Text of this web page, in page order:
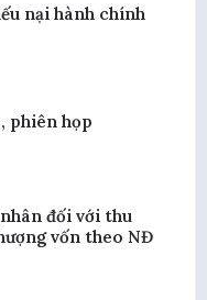
nại hành chính
phiên họp
đối với thu
vốn theo NĐ